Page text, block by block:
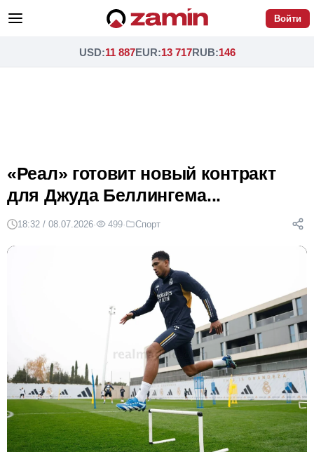
Войти
USD:11 887EUR:13 717RUB:146
«Реал» готовит новый контракт
для Джуда Беллингема...
18:32 / 08.07.2026· 499· Спорт